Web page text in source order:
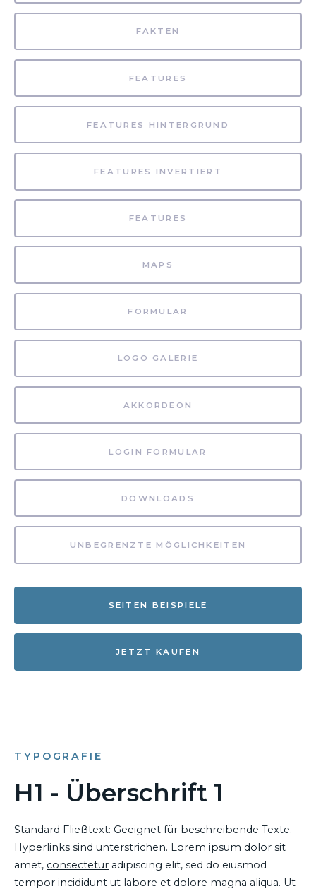
FAKTEN
FEATURES
FEATURES HINTERGRUND
FEATURES INVERTIERT
FEATURES
MAPS
FORMULAR
LOGO GALERIE
AKKORDEON
LOGIN FORMULAR
DOWNLOADS
UNBEGRENZTE MÖGLICHKEITEN
SEITEN BEISPIELE
JETZT KAUFEN
TYPOGRAFIE
H1 - Überschrift 1
Standard Fließtext: Geeignet für beschreibende Texte.
Hyperlinks sind unterstrichen. Lorem ipsum dolor sit
amet, consectetur adipiscing elit, sed do eiusmod
tempor incididunt ut labore et dolore magna aliqua. Ut